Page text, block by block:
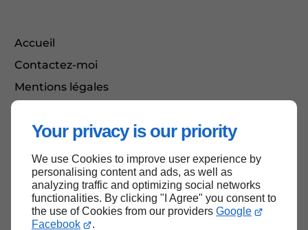
Your privacy is our priority
We use Cookies to improve user experience by
personalising content and ads, as well as
analyzing traffic and optimizing social networks
functionalities. By clicking "I Agree" you consent to
the use of Cookies from our providers Google
Facebook
.
Accueil
Contactez-moi
Mentions légales
Haut de page